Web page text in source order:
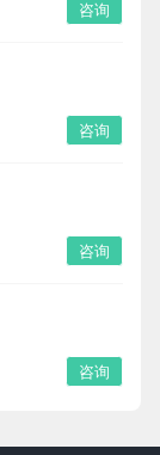
咨询
咨询
咨询
咨询